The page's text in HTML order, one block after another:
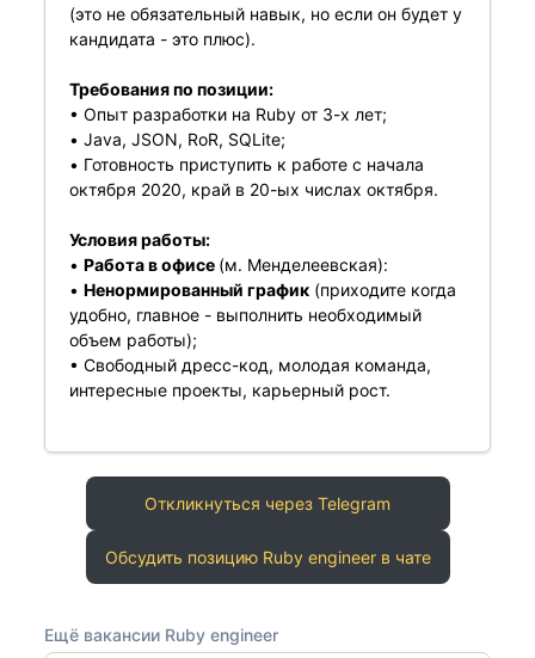
(это не обязательный навык, но если он будет у
кандидата - это плюс).
Требования по позиции:
• Опыт разработки на Ruby от 3-х лет;
• Java, JSON, RoR, SQLite;
• Готовность приступить к работе с начала
октября 2020, край в 20-ых числах октября.
Условия работы:
• Работа в офисе (м. Менделеевская):
• Ненормированный график(приходите когда
удобно, главное - выполнить необходимый
объем работы);
• Свободный дресс-код, молодая команда,
интересные проекты, карьерный рост.
Откликнуться через Telegram
Обсудить позицию Ruby engineer в чате
Ещё вакансии Ruby engineer